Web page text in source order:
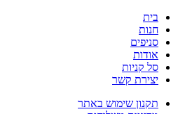
בית
חנות
סניפים
אודות
סל קניות
יצירת קשר
תקנון שימוש באתר